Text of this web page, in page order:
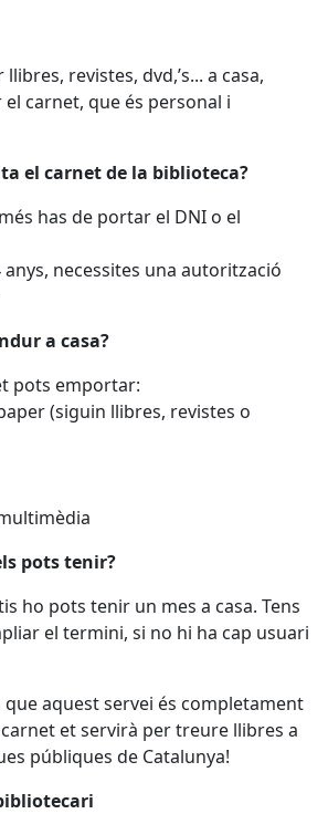
revistes, dvd,’s... a casa,
el carnet, que és personal i
el carnet de la biblioteca?
has de portar el DNI o el
necessites una autorització
a casa?
pots emportar:
(siguin llibres, revistes o
pots tenir?
ho pots tenir un mes a casa. Tens
el termini, si no hi ha cap usuari
aquest servei és completament
et servirà per treure llibres a
públiques de Catalunya!